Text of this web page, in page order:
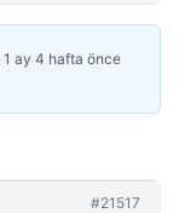
1 ay 4 hafta önce
#21517